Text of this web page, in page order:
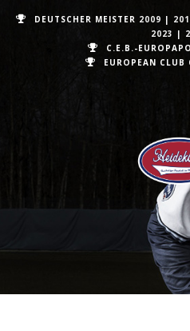
DEUTSCHER MEISTER 2009 |
2023 |
C.E.B.-
EUROPEAN CLUB